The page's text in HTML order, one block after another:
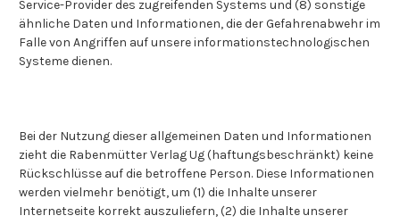
Service-Provider des zugreifenden Systems und (8) sonstige
ähnliche Daten und Informationen, die der Gefahrenabwehr im
Falle von Angriffen auf unsere informationstechnologischen
Systeme dienen.
Bei der Nutzung dieser allgemeinen Daten und Informationen
zieht die Rabenmütter Verlag Ug (haftungsbeschränkt) keine
Rückschlüsse auf die betroffene Person. Diese Informationen
werden vielmehr benötigt, um (1) die Inhalte unserer
Internetseite korrekt auszuliefern, (2) die Inhalte unserer